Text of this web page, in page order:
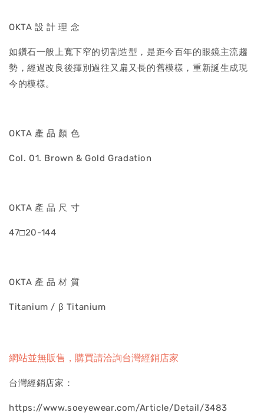
OKTA 設 計 理 念
如鑽石一般上寬下窄的切割造型，是距今百年的眼鏡主流趨
勢，經過改良後揮別過往又扁又長的舊模樣，重新誕生成現
今的模樣。
OKTA 產 品 顏 色
Col. 01. Brown & Gold Gradation
OKTA 產 品 尺 寸
47□20-144
OKTA 產 品 材 質
Titanium / β Titanium
網站並無販售，購買請洽詢台灣經銷店家
台灣經銷店家：
https://www.soeyewear.com/Article/Detail/3483